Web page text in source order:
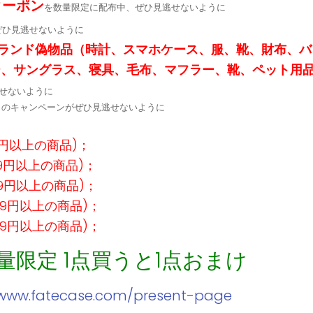
ポンを数量限定に配布中、ぜひ見逃せないように
見逃せないように
ンド偽物品（時計、スマホケース、服、靴、財布、
サングラス、寝具、毛布、マフラー、靴、ペット用
ないように
キャンペーンがぜひ見逃せないように
以上の商品)；
以上の商品)；
以上の商品)；
以上の商品)；
以上の商品)；
限定 1点買うと1点おまけ
present-page